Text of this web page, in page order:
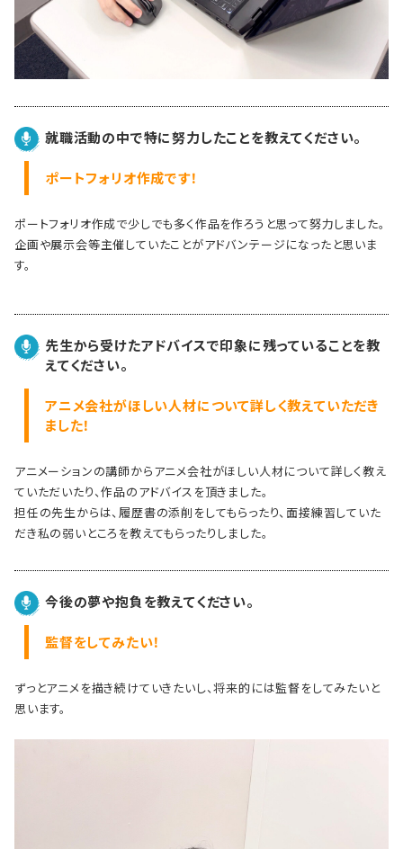
就職活動の中で特に努力したことを教えてください。
ポートフォリオ作成です！
ポートフォリオ作成で少しでも多く作品を作ろうと思って努力しました。
企画や展示会等主催していたことがアドバンテージになったと思いま
す。
先生から受けたアドバイスで印象に残っていることを教
えてください。
アニメ会社がほしい人材について詳しく教えていただき
ました！
アニメーションの講師からアニメ会社がほしい人材について詳しく教え
ていただいたり、作品のアドバイスを頂きました。
担任の先生からは、履歴書の添削をしてもらったり、面接練習していた
だき私の弱いところを教えてもらったりしました。
今後の夢や抱負を教えてください。
監督をしてみたい！
ずっとアニメを描き続けていきたいし、将来的には監督をしてみたいと
思います。